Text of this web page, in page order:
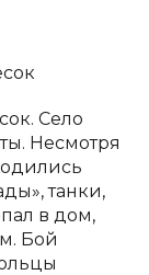
Село
Несмотря
танки,
в дом,
Бой